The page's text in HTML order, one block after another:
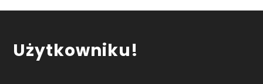
Użytkowniku!